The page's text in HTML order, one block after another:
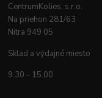
CentrumKolies, s.r.o.
Na priehon 281/63
Nitra 949 05
Sklad a výdajné miesto
9.30 - 15.00